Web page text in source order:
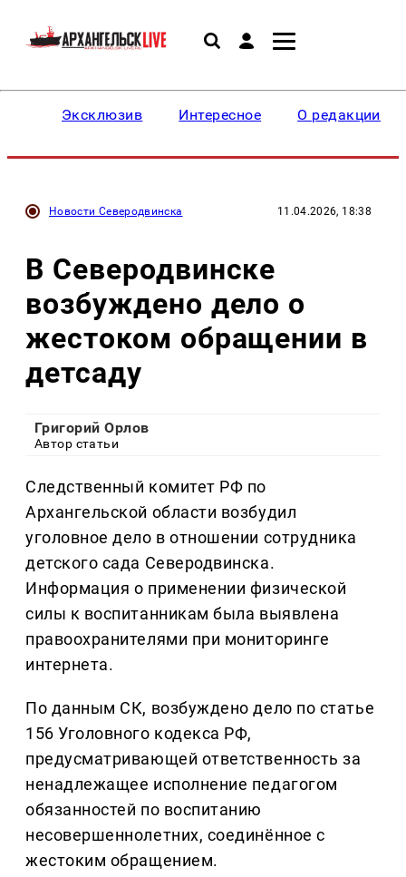
Эксклюзив Интересное О редакции
Новости Северодвинска 11.04.2026, 18:38
В Северодвинске
возбуждено дело о
жестоком обращении в
детсаду
Григорий Орлов
Автор статьи
Следственный комитет РФ по
Архангельской области возбудил
уголовное дело в отношении сотрудника
детского сада Северодвинска.
Информация о применении физической
силы к воспитанникам была выявлена
правоохранителями при мониторинге
интернета.
По данным СК, возбуждено дело по статье
156 Уголовного кодекса РФ,
предусматривающей ответственность за
ненадлежащее исполнение педагогом
обязанностей по воспитанию
несовершеннолетних, соединённое с
жестоким обращением.